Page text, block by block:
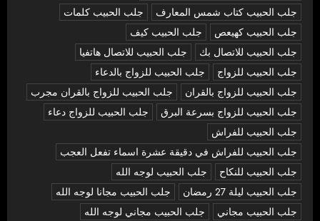
جلب الحبيب كتاب شمس المعارف
جلب الحبيب كلمات
جلب الحبيب كهيعص
جلب الحبيب كيف
جلب الحبيب للاتصال بك
جلب الحبيب للاتصال هاتفيا
جلب الحبيب للزواج
جلب الحبيب للزواج بالدعاء
جلب الحبيب للزواج بالقران
جلب الحبيب للزواج بالقران مجرب
جلب الحبيب للزواج بسرعة البرق
جلب الحبيب للزواج دعاء
جلب الحبيب للفراش
جلب الحبيب للفراش في دقيقة عشرة اسماء تفعل العجب
جلب الحبيب للنكاح
جلب الحبيب لوجه الله
جلب الحبيب ليلة 27 رمضان
جلب الحبيب مجانا لوجه الله
جلب الحبيب مجاني
جلب الحبيب مجاني لوجه الله